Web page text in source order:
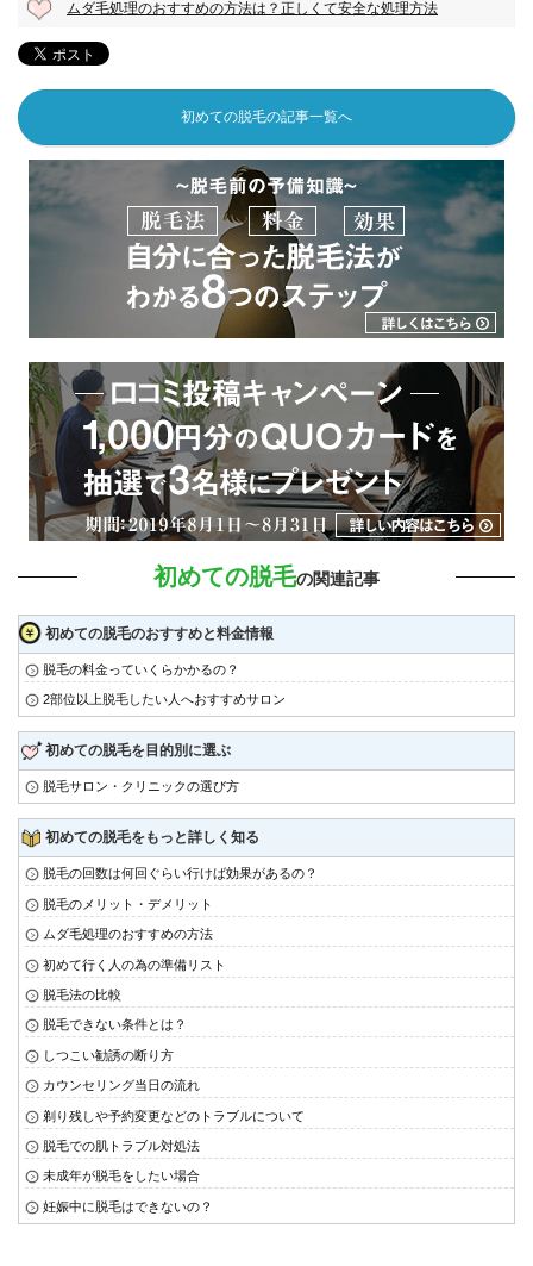
ムダ毛処理のおすすめの方法は？正しくて安全な処理方法
初めての脱毛の記事一覧へ
初めての脱毛の関連記事
初めての脱毛のおすすめと料金情報
脱毛の料金っていくらかかるの？
2部位以上脱毛したい人へおすすめサロン
初めての脱毛を目的別に選ぶ
脱毛サロン・クリニックの選び方
初めての脱毛をもっと詳しく知る
脱毛の回数は何回ぐらい行けば効果があるの？
脱毛のメリット・デメリット
ムダ毛処理のおすすめの方法
初めて行く人の為の準備リスト
脱毛法の比較
脱毛できない条件とは？
しつこい勧誘の断り方
カウンセリング当日の流れ
剃り残しや予約変更などのトラブルについて
脱毛での肌トラブル対処法
未成年が脱毛をしたい場合
妊娠中に脱毛はできないの？